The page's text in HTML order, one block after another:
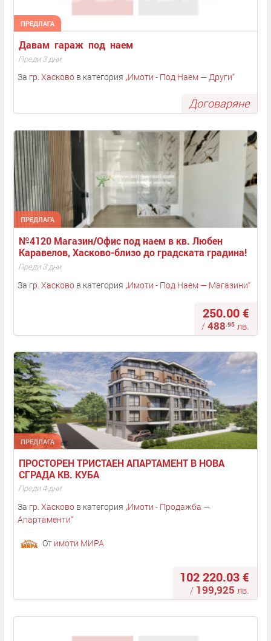
ПРЕДЛАГА
Давам  гараж  под  наем
Преди 3 дни
За гр. Хасковов категория „Имоти - Под Наем — Други“
Договаряне
ПРЕДЛАГА
№4120 Магазин/Офис под наем в кв. Любен
Каравелов, Хасково-близо до градската градина!
Преди 3 дни
За гр. Хасковов категория „Имоти - Под Наем — Магазини“
250.00 €
/488.95 лв.
ПРЕДЛАГА
ПРОСТОРЕН ТРИСТАЕН АПАРТАМЕНТ В НОВА
СГРАДА КВ. КУБА
Преди 4 дни
За гр. Хасковов категория „Имоти - Продажба —
Апартаменти“
От имоти МИРА
102 220.03 €
/ 199,925 лв.